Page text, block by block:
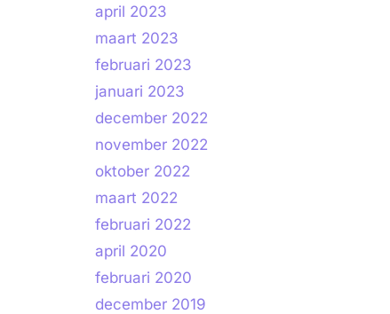
april 2023
maart 2023
februari 2023
januari 2023
december 2022
november 2022
oktober 2022
maart 2022
februari 2022
april 2020
februari 2020
december 2019